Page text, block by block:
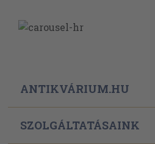
ANTIKVÁRIUM.HU
SZOLGÁLTATÁSAINK